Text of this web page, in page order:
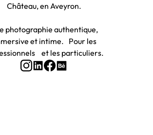
Château, en Aveyron.
photographie authentique,
et intime. Pour les
et les particuliers.